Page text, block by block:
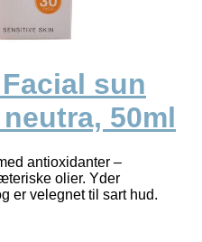
sun
50ml
antioxidanter –
olier. Yder
er velegnet til sart hud.